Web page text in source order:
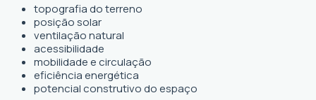
topografia do terreno
posição solar
ventilação natural
acessibilidade
mobilidade e circulação
eficiência energética
potencial construtivo do espaço